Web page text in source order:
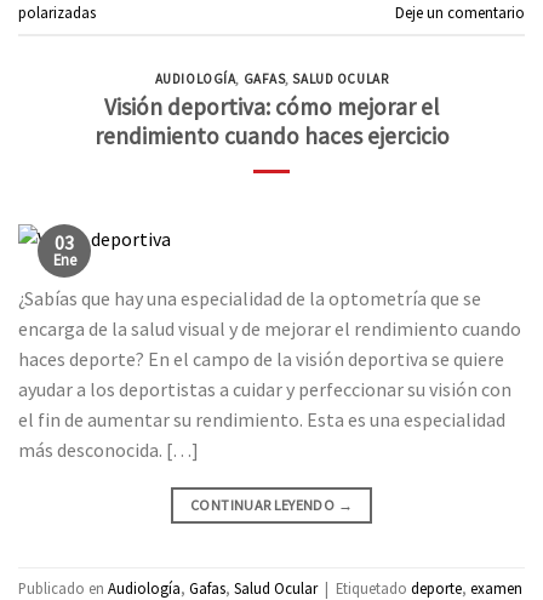
polarizadas
Deje un comentario
AUDIOLOGÍA, GAFAS,SALUD OCULAR
Visión deportiva: cómo mejorar el
rendimiento cuando haces ejercicio
03
Ene
¿Sabías que hay una especialidad de la optometría que se
encarga de la salud visual y de mejorar el rendimiento cuando
haces deporte? En el campo de la visión deportiva se quiere
ayudar a los deportistas a cuidar y perfeccionar su visión con
el fin de aumentar su rendimiento. Esta es una especialidad
más desconocida. […]
CONTINUAR LEYENDO →
Publicado en Audiología, Gafas, Salud Ocular | Etiquetado deporte, examen